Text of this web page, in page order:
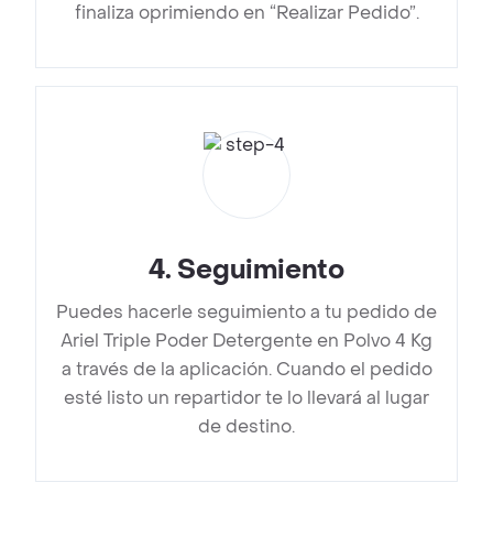
finaliza oprimiendo en “Realizar Pedido”.
4. Seguimiento
Puedes hacerle seguimiento a tu pedido de
Ariel Triple Poder Detergente en Polvo 4 Kg
a través de la aplicación. Cuando el pedido
esté listo un repartidor te lo llevará al lugar
de destino.